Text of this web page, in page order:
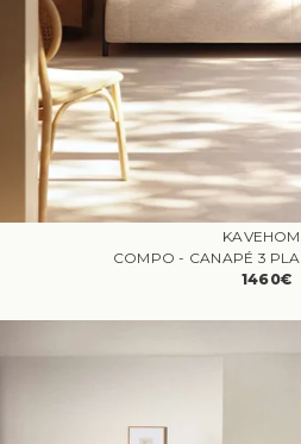
COMPO - CANAPÉ 3
1460€